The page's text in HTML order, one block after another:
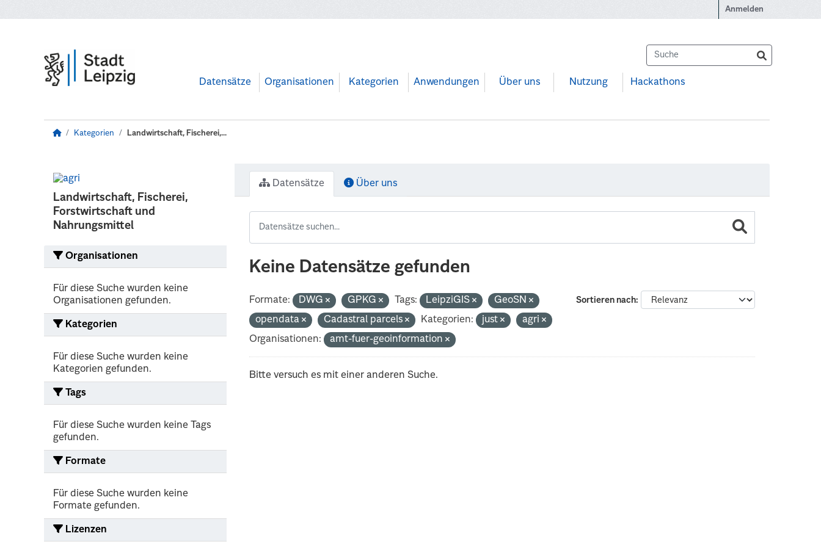
Anmelden
Datensätze Organisationen Kategorien Anwendungen Über uns Nutzung Hackathons
Kategorien Landwirtschaft, Fischerei,...
Landwirtschaft, Fischerei,
Forstwirtschaft und
Nahrungsmittel
Organisationen
Für diese Suche wurden keine
Organisationen gefunden.
Kategorien
Für diese Suche wurden keine
Kategorien gefunden.
Tags
Für diese Suche wurden keine Tags
gefunden.
Formate
Für diese Suche wurden keine
Formate gefunden.
Lizenzen
Datensätze Über uns
Keine Datensätze gefunden
Sortieren nach
Formate: DWG GPKG Tags: LeipziGIS
GeoSN
opendata
Cadastral parcels Kategorien: just
agri
Organisationen:
amt-fuer-geoinformation
Bitte versuch es mit einer anderen Suche.